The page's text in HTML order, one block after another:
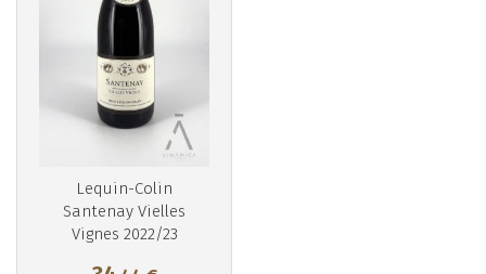
Lequin-Colin
Santenay Vielles
Vignes 2022/23
Más info